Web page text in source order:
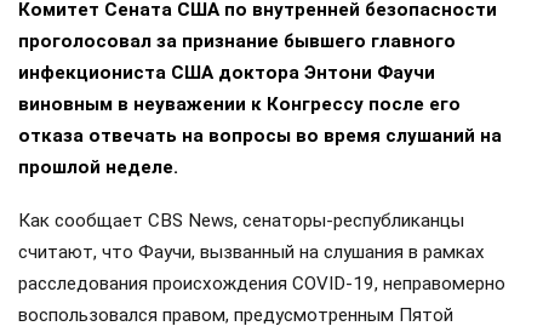
Комитет Сената США по внутренней безопасности
проголосовал за признание бывшего главного
инфекциониста США доктора Энтони Фаучи
виновным в неуважении к Конгрессу после его
отказа отвечать на вопросы во время слушаний на
прошлой неделе.
Как сообщает CBS News, сенаторы-республиканцы
считают, что Фаучи, вызванный на слушания в рамках
расследования происхождения COVID-19, неправомерно
воспользовался правом, предусмотренным Пятой